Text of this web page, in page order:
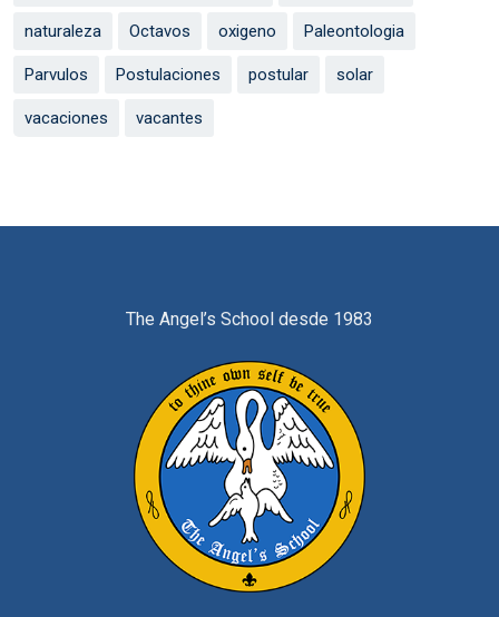
naturaleza Octavos oxigeno Paleontologia
Parvulos Postulaciones postular solar
vacaciones vacantes
The Angel’s School desde 1983